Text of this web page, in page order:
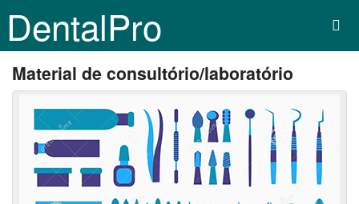
DentalPro
Material de consultório/laboratório